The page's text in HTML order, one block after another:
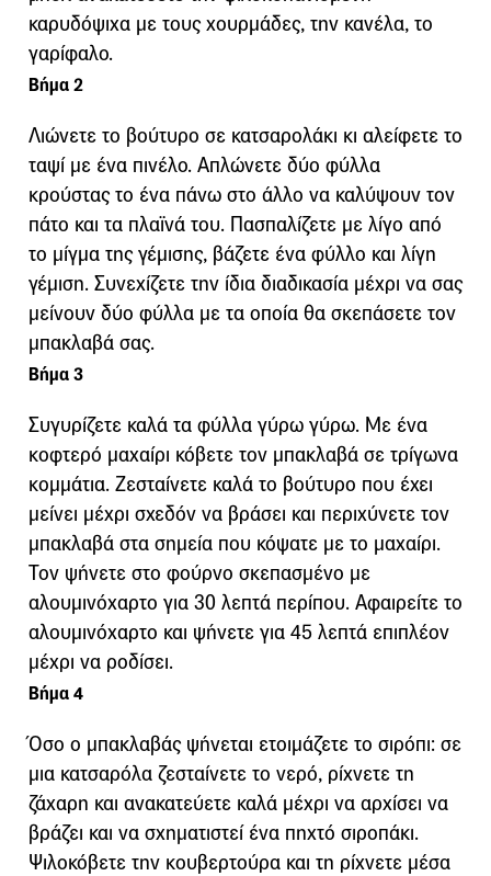
καρυδόψιχα με τους χουρμάδες, την κανέλα, το
γαρίφαλο.
Βήμα 2
Λιώνετε το βούτυρο σε κατσαρολάκι κι αλείφετε το
ταψί με ένα πινέλο. Απλώνετε δύο φύλλα
κρούστας το ένα πάνω στο άλλο να καλύψουν τον
πάτο και τα πλαϊνά του. Πασπαλίζετε με λίγο από
το μίγμα της γέμισης, βάζετε ένα φύλλο και λίγη
γέμιση. Συνεχίζετε την ίδια διαδικασία μέχρι να σας
μείνουν δύο φύλλα με τα οποία θα σκεπάσετε τον
μπακλαβά σας.
Βήμα 3
Συγυρίζετε καλά τα φύλλα γύρω γύρω. Με ένα
κοφτερό μαχαίρι κόβετε τον μπακλαβά σε τρίγωνα
κομμάτια. Ζεσταίνετε καλά το βούτυρο που έχει
μείνει μέχρι σχεδόν να βράσει και περιχύνετε τον
μπακλαβά στα σημεία που κόψατε με το μαχαίρι.
Τον ψήνετε στο φούρνο σκεπασμένο με
αλουμινόχαρτο για 30 λεπτά περίπου. Αφαιρείτε το
αλουμινόχαρτο και ψήνετε για 45 λεπτά επιπλέον
μέχρι να ροδίσει.
Βήμα 4
Όσο ο μπακλαβάς ψήνεται ετοιμάζετε το σιρόπι: σε
μια κατσαρόλα ζεσταίνετε το νερό, ρίχνετε τη
ζάχαρη και ανακατεύετε καλά μέχρι να αρχίσει να
βράζει και να σχηματιστεί ένα πηχτό σιροπάκι.
Ψιλοκόβετε την κουβερτούρα και τη ρίχνετε μέσα